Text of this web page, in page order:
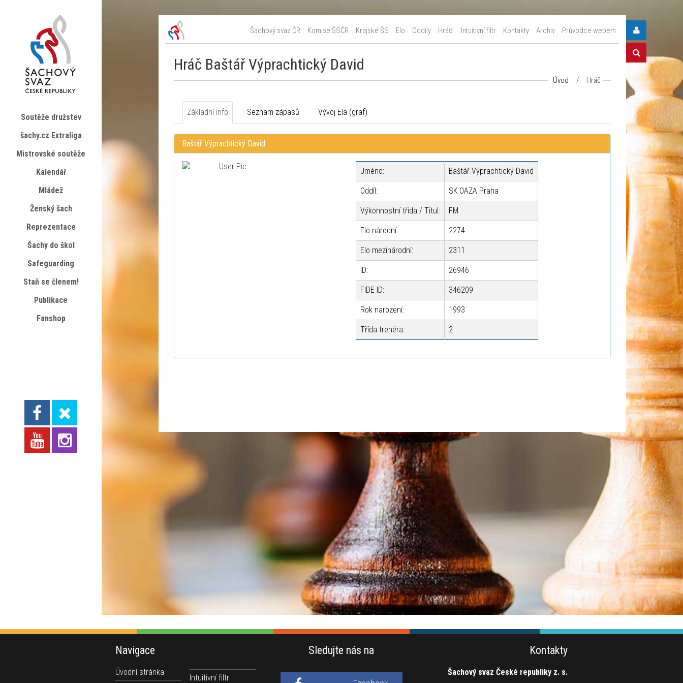
Šachový svaz ČR Komise ŠSČR Krajské ŠS Elo Oddíly Hráči Intuitivní filtr Kontakty Archiv Průvodce webem
Hráč Baštář Výprachtický David
Úvod / Hráč
Základní info Seznam zápasů Vývoj Ela (graf)
Baštář Výprachtický David
Jméno: Baštář Výprachtický David
Oddíl: SK OAZA Praha
Výkonnostní třída / Titul: FM
Elo národní: 2274
Elo mezinárodní: 2311
ID: 26946
FIDE ID: 346209
Rok narození: 1993
Třída trenéra: 2
Soutěže družstev
šachy.cz Extraliga
Mistrovské soutěže
Kalendář
Mládež
Ženský šach
Reprezentace
Šachy do škol
Safeguarding
Staň se členem!
Publikace
Fanshop
Navigace
Úvodní stránka
Intuitivní filtr
Sledujte nás na Kontakty
Šachový svaz České republiky z. s.